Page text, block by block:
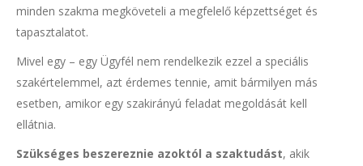
minden szakma megköveteli a megfelelő képzettséget és
tapasztalatot.
Mivel egy – egy Ügyfél nem rendelkezik ezzel a speciális
szakértelemmel, azt érdemes tennie, amit bármilyen más
esetben, amikor egy szakirányú feladat megoldását kell
ellátnia.
Szükséges beszereznie azoktól a szaktudást, akik